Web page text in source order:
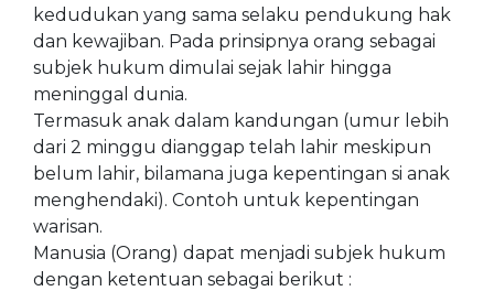
kedudukan yang sama selaku pendukung hak
dan kewajiban. Pada prinsipnya orang sebagai
subjek hukum dimulai sejak lahir hingga
meninggal dunia.
Termasuk anak dalam kandungan (umur lebih
dari 2 minggu dianggap telah lahir meskipun
belum lahir, bilamana juga kepentingan si anak
menghendaki). Contoh untuk kepentingan
warisan.
Manusia (Orang) dapat menjadi subjek hukum
dengan ketentuan sebagai berikut :